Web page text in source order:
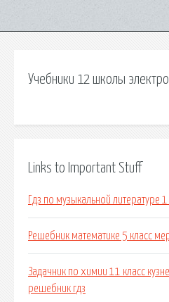
Учебники 12 школы
Links to Important Stuff
Гдз по музыкальной литературе
Решебник математике 5 класс
Задачник по химии 11 класс
решебник гдз